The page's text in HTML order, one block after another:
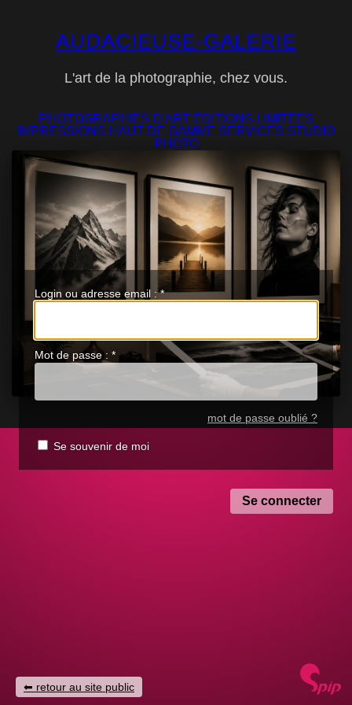
Login ou adresse email :*
Mot de passe : *
mot de passe oublié ?
Se souvenir de moi
retour au site public
AUDACIEUSE-GALERIE
L'art de la photographie, chez vous.
PHOTOGRAPHIES D'ART ÉDITIONS LIMITÉES
IMPRESSIONS HAUT DE GAMME SERVICES STUDIO
PHOTO